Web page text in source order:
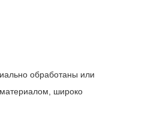
обработаны или
материалом, широко